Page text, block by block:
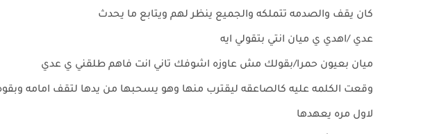
كان يقف والصدمه تتملكه والجميع ينظر لهم ويتابع ما يحدث
عدي /اهدي ي ميان انتي بتقولي ايه
ميان بعيون حمرا/بقولك مش عاوزه اشوفك تاني انت فاهم طلقني ي عدي
وقعت الكلمه عليه كالصاعقه ليقترب منها وهو يسحبها من يدها لتقف امامه وبقوه
لاول مره يعهدها